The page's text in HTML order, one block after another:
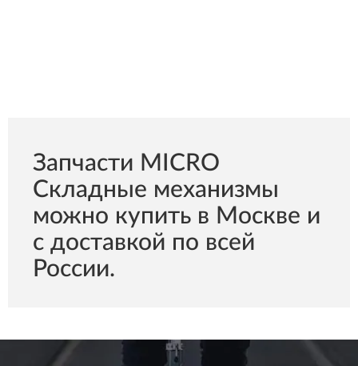
Запчасти MICRO
Складные механизмы
можно купить в Москве и
с доставкой по всей
России.